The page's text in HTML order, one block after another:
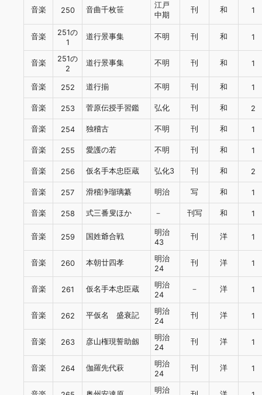
音楽 250 音曲千枚笹
江戸
中期
刊 和 1
音楽
251の
1
道行景事集 不明 刊 和 1
音楽
251の
2
道行景事集 不明 刊 和 1
音楽 252 道行揃 不明 刊 和 1
音楽 253 菅原伝授手習鑑 弘化 刊 和 2
音楽 254 独稽古 不明 刊 和 1
音楽 255 愛護の若 不明 刊 和 1
音楽 256 仮名手本忠臣蔵 弘化3 刊 和 2
音楽 257 滑稽浄瑠璃纂 明治 写 和 1
音楽 258 式三番叟ほか － 刊写 和 1
音楽 259 国姓爺合戦
明治
43
刊 洋 1
音楽 260 本朝廿四孝
明治
24
刊 洋 1
音楽 261 仮名手本忠臣蔵
明治
24
－ 洋 1
音楽 262 平仮名 盛衰記
明治
24
刊 洋 1
音楽 263 彦山権現誓助劔
明治
24
刊 洋 1
音楽 264 伽羅先代萩
明治
24
刊 洋 1
明治